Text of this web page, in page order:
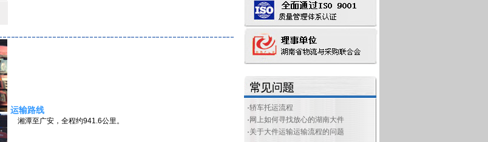
运输路线
湘潭至广安，全程约941.6公里。
·轿车托运流程
· 网上如何寻找放心的湖南大件
·关于大件运输运输流程的问题